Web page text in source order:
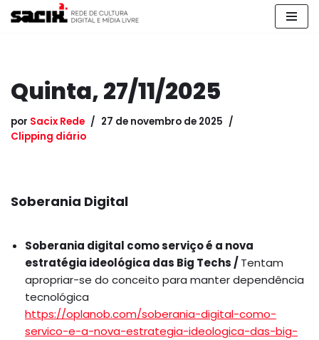
conteúdo
Quinta, 27/11/2025
por Sacix Rede
27 de novembro de 2025
Clipping diário
Soberania Digital
Soberania digital como serviço é a nova
estratégia ideológica das Big Techs / Tentam
apropriar-se do conceito para manter dependência
tecnológica
https://oplanob.com/soberania-digital-como-
servico-e-a-nova-estrategia-ideologica-das-big-